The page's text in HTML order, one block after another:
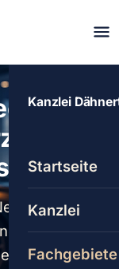
Kanzlei
Startseite
Kanzlei
Fachgebiete
Vorschäden
— ich setze